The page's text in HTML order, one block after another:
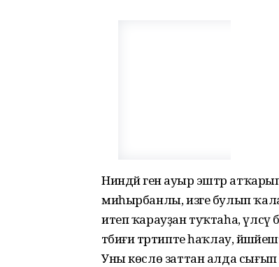
Ниндәй генә ауыр эштәр
миһырбанлы, изге булып ҡала.
итеп ҡарауҙан туҡтаһа, үлсәү
тәбиғи тәртипте һаҡлау,
Уны көслө заттан алда сығып